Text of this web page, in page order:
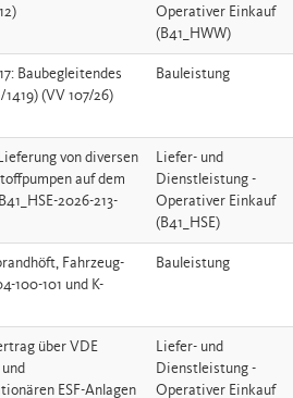
Operativer Einkauf
(B41_HWW)
Baubegleitendes
(K-19/1419) (VV 107/26)
Bauleistung
von diversen
auf dem
2026-213-
Liefer- und
Dienstleistung -
Operativer Einkauf
(B41_HSE)
Fahrzeug-
100-101 und K-
Bauleistung
über VDE
ESF-Anlagen
Liefer- und
Dienstleistung -
Operativer Einkauf